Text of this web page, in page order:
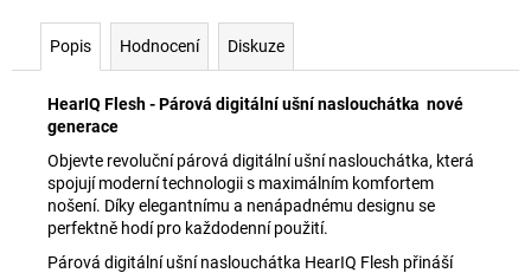
Popis Hodnocení Diskuze
HearIQ Flesh - Párová digitální ušní naslouchátka nové
generace
Objevte revoluční párová digitální ušní naslouchátka, která
spojují moderní technologii s maximálním komfortem
nošení. Díky elegantnímu a nenápadnému designu se
perfektně hodí pro každodenní použití.
Párová digitální ušní naslouchátka HearIQ Flesh přináší
RUKU
145
Kč